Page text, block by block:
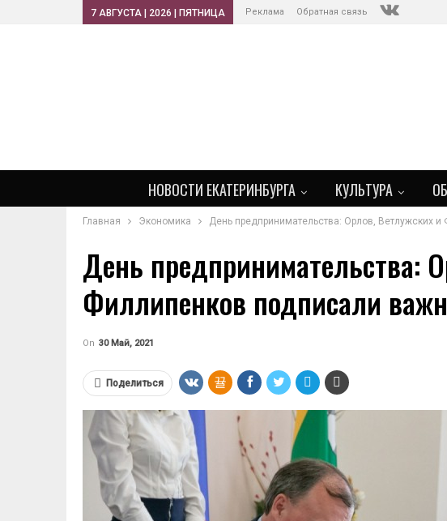
7 АВГУСТА | 2026 | ПЯТНИЦА Реклама Обратная связь
НОВОСТИ ЕКАТЕРИНБУРГА КУЛЬТУРА
Главная Экономика День предпринимательства: Орлов, Ветлужских
День предпринимательства:
Филлипенков подписали
On 30 Май, 2021
Поделиться